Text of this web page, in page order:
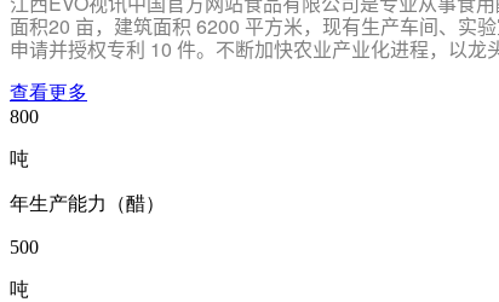
面积20 亩，建筑面积 6200 平方米，现有生产车间、实
申请并授权专利 10 件。不断加快农业产业化进程，以
查看更多
800
吨
年生产能力（醋）
500
吨